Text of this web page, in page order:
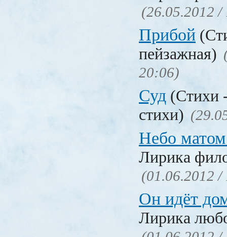
(26.05.2012 /
Прибой
пейзажная)
20:06)
Суд (Стихи
стихи)
Небо
Лирика
(01.06.2012 /
Он идёт
Лирика